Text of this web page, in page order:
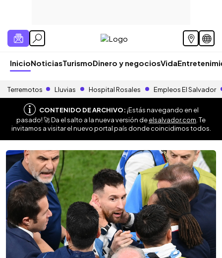
InicioNoticiasTurismoDinero y negociosVida
Terremotos Lluvias Hospital Rosales Empleos El Salvador
CONTENIDO DE ARCHIVO:¡Estás navegando en el
pasado! 🚀 Da el salto a la nueva versión deelsalvador.com . Te
invitamos a visitar el nuevo portal país donde coincidimos todos.